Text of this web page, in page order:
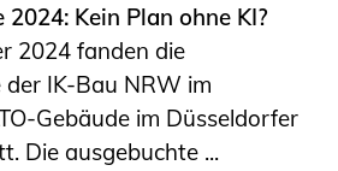
Kein Plan ohne KI?
2024 fanden die
IK-Bau NRW im
Gebäude im Düsseldorfer
Die ausgebuchte ...